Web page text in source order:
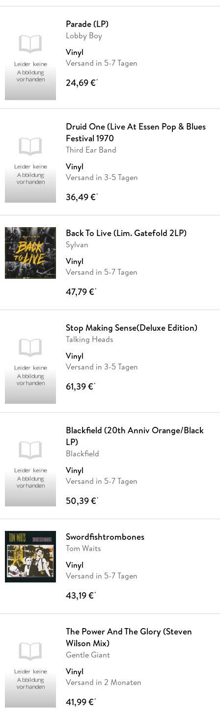
Parade (LP)
Lobby Boy
Vinyl
Versand in 5-7 Tagen
24,69 €*
Druid One (Live At Essen Pop & Blues
Festival 1970
Third Ear Band
Vinyl
Versand in 3-5 Tagen
36,49 €*
Back To Live (Lim. Gatefold 2LP)
Sylvan
Vinyl
Versand in 5-7 Tagen
47,79 €*
Stop Making Sense(Deluxe Edition)
Talking Heads
Vinyl
Versand in 3-5 Tagen
61,39 €*
Blackfield (20th Anniv Orange/Black
LP)
Blackfield
Vinyl
Versand in 5-7 Tagen
50,39 €*
Swordfishtrombones
Tom Waits
Vinyl
Versand in 5-7 Tagen
43,19 €*
The Power And The Glory (Steven
Wilson Mix)
Gentle Giant
Vinyl
Versand in 2 Monaten
41,99 €*